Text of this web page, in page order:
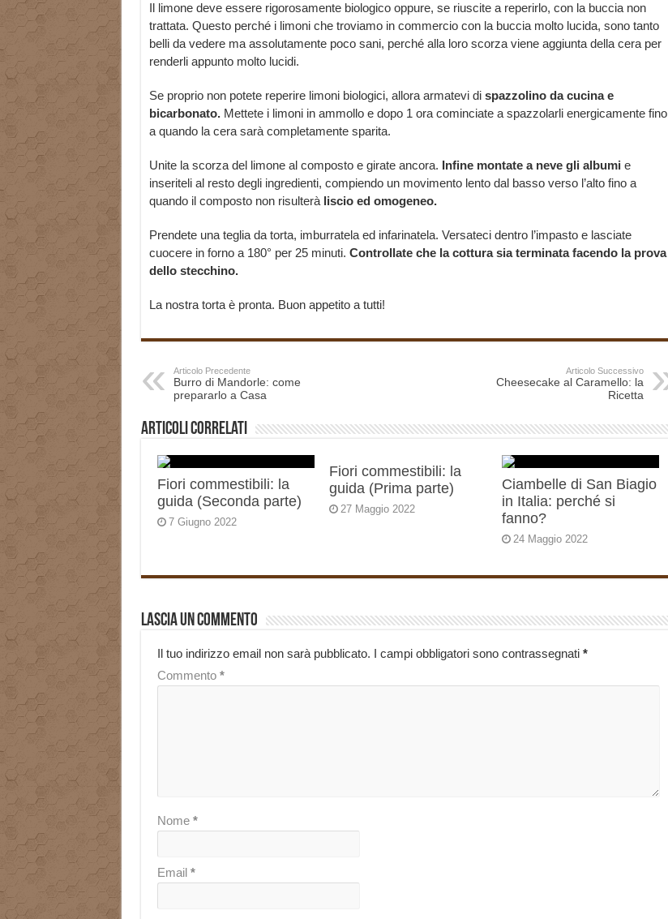
Il limone deve essere rigorosamente biologico oppure, se riuscite a reperirlo, con la buccia non
trattata. Questo perché i limoni che troviamo in commercio con la buccia molto lucida, sono tanto
belli da vedere ma assolutamente poco sani, perché alla loro scorza viene aggiunta della cera per
renderli appunto molto lucidi.
Se proprio non potete reperire limoni biologici, allora armatevi dispazzolino da cucina e
bicarbonato.Mettete i limoni in ammollo e dopo 1 ora cominciate a spazzolarli energicamente fino
a quando la cera sarà completamente sparita.
Unite la scorza del limone al composto e girate ancora. Infine montate a neve gli albumi e
inseriteli al resto degli ingredienti, compiendo un movimento lento dal basso verso l’alto fino a
quando il composto non risulteràliscio ed omogeneo.
Prendete una teglia da torta, imburratela ed infarinatela. Versateci dentro l’impasto e lasciate
cuocere in forno a 180° per 25 minuti. Controllate che la cottura sia terminata facendo la prova
dello stecchino.
La nostra torta è pronta. Buon appetito a tutti!
Articolo Precedente
Burro di Mandorle: come
prepararlo a Casa
Articolo Successivo
Cheesecake al Caramello: la
Ricetta
Articoli correlati
Fiori commestibili: la
guida (Seconda parte)
7 Giugno 2022
Fiori commestibili: la
guida (Prima parte)
27 Maggio 2022
Ciambelle di San Biagio
in Italia: perché si
fanno?
24 Maggio 2022
Lascia un commento
Il tuo indirizzo email non sarà pubblicato. I campi obbligatori sono contrassegnati *
Commento *
Nome *
Email *